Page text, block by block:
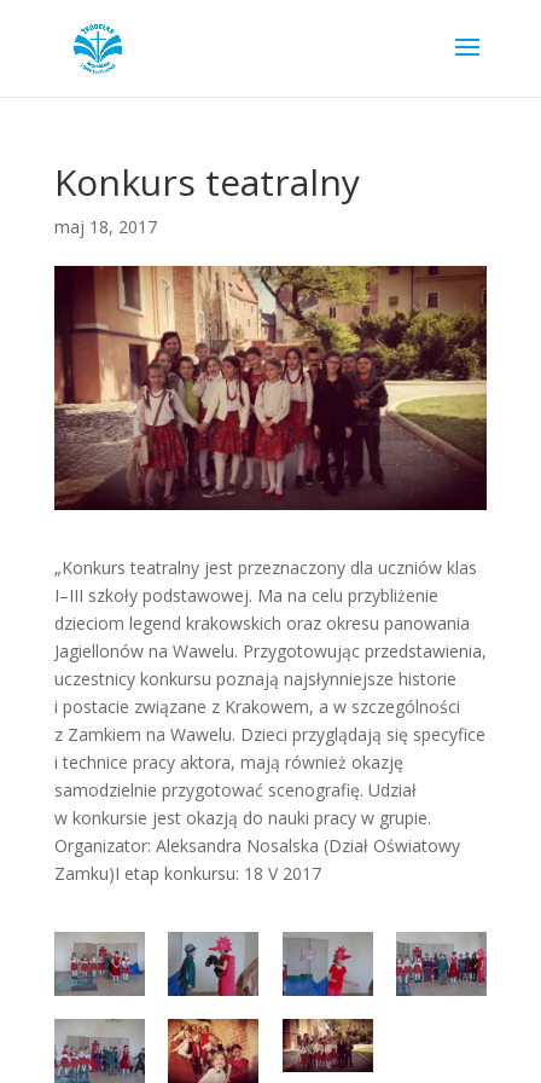
Konkurs teatralny
maj 18, 2017
„Konkurs teatralny jest przeznaczony dla uczniów klas
I–III szkoły podstawowej. Ma na celu przybliżenie
dzieciom legend krakowskich oraz okresu panowania
Jagiellonów na Wawelu. Przygotowując przedstawienia,
uczestnicy konkursu poznają najsłynniejsze historie
i postacie związane z Krakowem, a w szczególności
z Zamkiem na Wawelu. Dzieci przyglądają się specyfice
i technice pracy aktora, mają również okazję
samodzielnie przygotować scenografię. Udział
w konkursie jest okazją do nauki pracy w grupie.
Organizator: Aleksandra Nosalska (Dział Oświatowy
Zamku)I etap konkursu: 18 V 2017